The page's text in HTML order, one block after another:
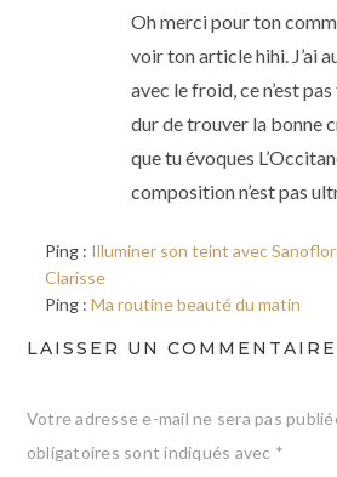
Oh merci pour ton
voir ton article hihi. J’ai
avec le froid, ce n’est
dur de trouver la bonne
que tu évoques
composition n’est pas
Ping : Illuminer son teint avec
Clarisse
Ping : Ma routine beauté du matin
LAISSER UN COMMENTAIRE
Votre adresse e-mail ne sera pas
obligatoires sont indiqués avec *